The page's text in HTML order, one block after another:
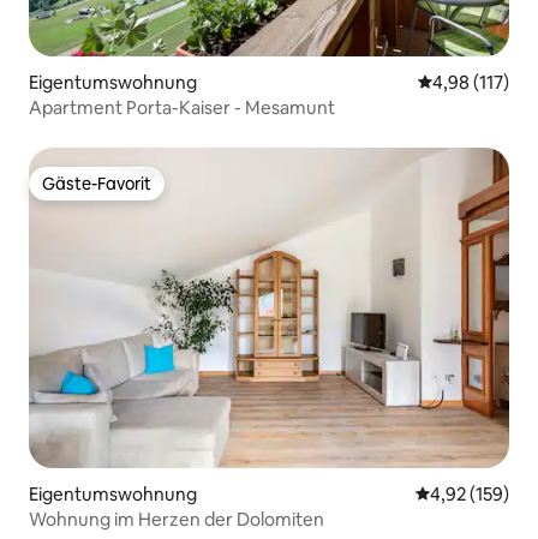
Eigentumswohnung
4,98 (117)
Apartment Porta-Kaiser - Mesamunt
Gäste-Favorit
Gäste-Favorit
Eigentumswohnung
4,92 (159)
Wohnung im Herzen der Dolomiten